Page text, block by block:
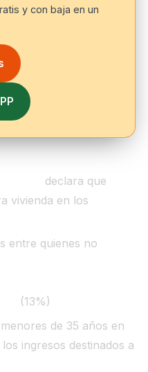
y con baja en un
declara que
vivienda en los
entre quienes no
(13%)
de 35 años en
los ingresos destinados a